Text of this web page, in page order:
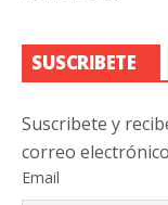
SUSCRIBETE
Suscribete y
correo
Email